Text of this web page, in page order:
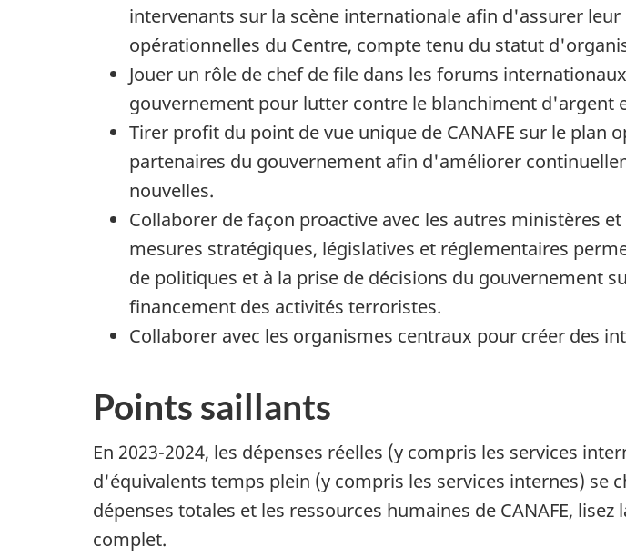
intervenants sur la scène internationale afin d'assurer
opérationnelles du Centre, compte tenu du statut
Jouer un rôle de chef de file dans les forums
gouvernement pour lutter contre le blanchiment d'argent
Tirer profit du point de vue unique de CANAFE sur le
partenaires du gouvernement afin d'améliorer
nouvelles.
Collaborer de façon proactive avec les autres ministères
mesures stratégiques, législatives et réglementaires
de politiques et à la prise de décisions du gouvernement
financement des activités terroristes.
Collaborer avec les organismes centraux pour créer des
Points saillants
En 2023-2024, les dépenses réelles (y compris les services
d'équivalents temps plein (y compris les services internes) se
dépenses totales et les ressources humaines de CANAFE, lisez
complet.